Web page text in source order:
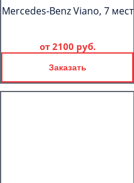
Mercedes-Benz Viano, 7 мест
от 2100 руб.
Заказать